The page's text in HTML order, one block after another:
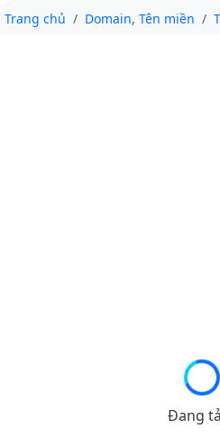
Trang chủ Domain, Tên miền
Đang